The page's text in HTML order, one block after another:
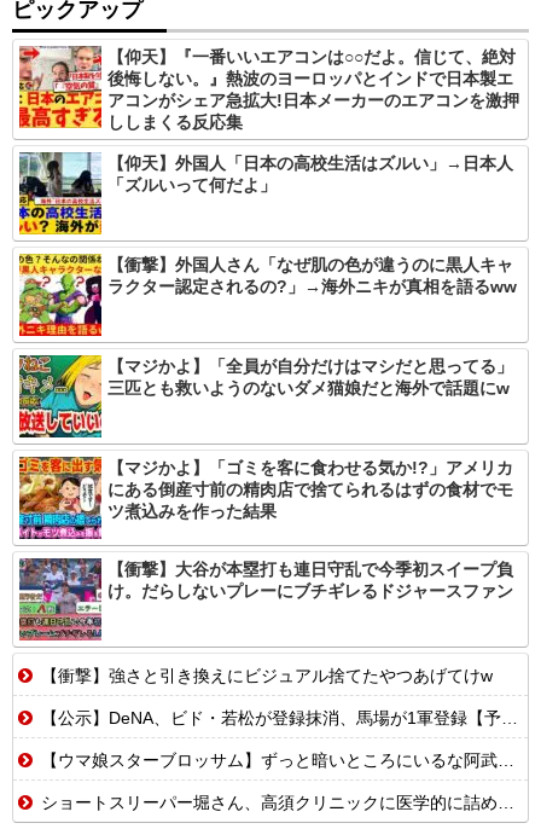
ピックアップ
【仰天】『一番いいエアコンは○○だよ。信じて、絶対
後悔しない。』熱波のヨーロッパとインドで日本製エ
アコンがシェア急拡大!日本メーカーのエアコンを激押
ししまくる反応集
【仰天】外国人「日本の高校生活はズルい」→日本人
「ズルいって何だよ」
【衝撃】外国人さん「なぜ肌の色が違うのに黒人キャ
ラクター認定されるの?」→海外ニキが真相を語るww
【マジかよ】「全員が自分だけはマシだと思ってる」
三匹とも救いようのないダメ猫娘だと海外で話題にw
【マジかよ】「ゴミを客に食わせる気か!?」アメリカ
にある倒産寸前の精肉店で捨てられるはずの食材でモ
ツ煮込みを作った結果
【衝撃】大谷が本塁打も連日守乱で今季初スイープ負
け。だらしないプレーにブチギレるドジャースファン
【衝撃】強さと引き換えにビジュアル捨てたやつあげてけw
【公示】DeNA、ビド・若松が登録抹消、馬場が1軍登録【予告先発】（DB-C）篠木健太郎×斉藤優汰、中6篠木の登場で竹田祐先送り、3戦目は1軍合流の片山
【ウマ娘スターブロッサム】ずっと暗いところにいるな阿武隈トレーナー
ショートスリーパー堀さん、高須クリニックに医学的に詰められてガチ切れwwwwwwwwwwwwwwwwwww